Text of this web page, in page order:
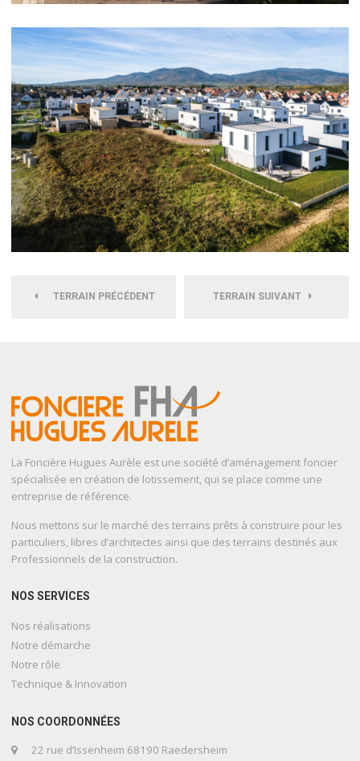
TERRAIN PRÉCÉDENT TERRAIN SUIVANT
La Foncière Hugues Aurèle est une société d’aménagement foncier
spécialisée en création de lotissement, qui se place comme une
entreprise de référence.
Nous mettons sur le marché des terrains prêts à construire pour les
particuliers, libres d’architectes ainsi que des terrains destinés aux
Professionnels de la construction.
NOS SERVICES
Nos réalisations
Notre démarche
Notre rôle
Technique & Innovation
NOS COORDONNÉES
22 rue d’Issenheim 68190 Raedersheim